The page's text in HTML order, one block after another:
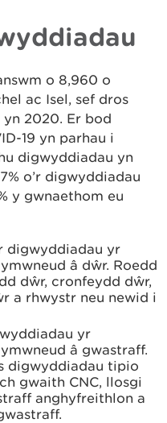
o 8,960 o
ac Isel, sef dros
2020. Er bod
19 yn parhau i
digwyddiadau yn
o’r digwyddiadau
y gwnaethom eu
digwyddiadau yr
â dŵr. Roedd
dŵr, cronfeydd dŵr,
a rhwystr neu newid i
yr
â gwastraff.
digwyddiadau tipio
gwaith CNC, llosgi
anghyfreithlon a